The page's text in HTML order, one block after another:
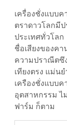
เครื่องชั่งแบบค
ตราดาวโลกมี
ประเทศทั่วโลก
ชื่อเสียงของค
ความปราณีตซึ
เทียงตรง แม่น
เครืองชั่งแบบ
อุตสาหกรรม ไ
ฟาร์ม ก็ตาม